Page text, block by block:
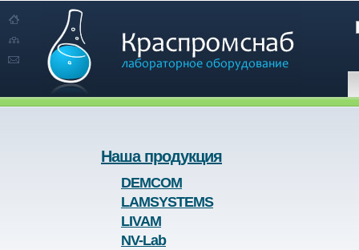
Наша продукция
DEMCOM
LAMSYSTEMS
LIVAM
NV-Lab